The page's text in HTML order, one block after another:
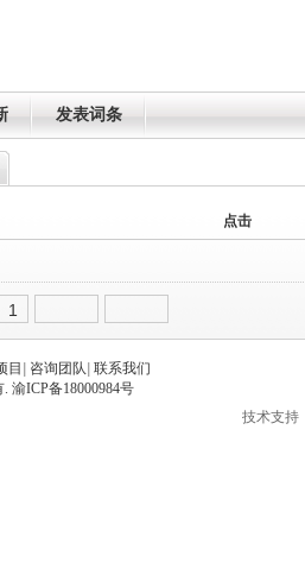
发表词条
点击
1
目 咨询团队 联系我们
. 渝ICP备18000984号
技术支持